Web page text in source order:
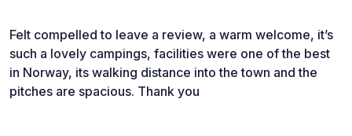
Felt compelled to leave a review, a warm welcome, it’s
such a lovely campings, facilities were one of the best
in Norway, its walking distance into the town and the
pitches are spacious. Thank you